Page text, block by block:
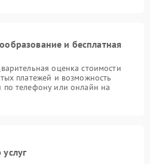
и бесплатная
оценка стоимости
платежей и возможность
по телефону или онлайн на